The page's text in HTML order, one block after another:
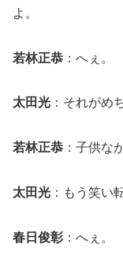
よ。
若林正恭 ：へぇ。
太田光 ：それがめ
若林正恭 ：子供な
太田光 ：もう笑い
春日俊彰 ：へぇ。